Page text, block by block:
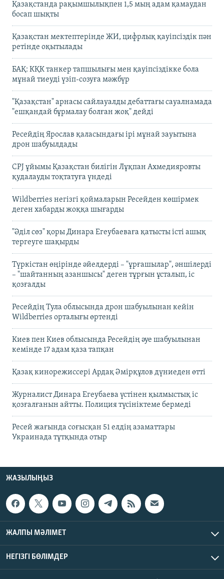
Қазақстанда рақымшылықпен 1,5 мың адам қамаудан
босап шықты
Қазақстан мектептерінде ЖИ, цифрлық қауіпсіздік пән
ретінде оқытылады
БАҚ: КҚК танкер тапшылығы мен қауіпсіздікке бола
мұнай тиеуді үзіп-созуға мәжбүр
"Қазақстан" арнасы сайлауалды дебаттағы сауалнамада
"ешқандай бұрмалау болған жоқ" дейді
Ресейдің Ярослав қаласындағы ірі мұнай зауытына
дрон шабуылдады
CPJ ұйымы Қазақстан билігін Лұқпан Ахмедияровты
қудалауды тоқтатуға үндеді
Wildberries негізгі қоймаларын Ресейден көшірмек
деген хабарды жоққа шығарды
"Әділ сөз" қоры Динара Егеубаеваға қатысты істі ашық
тергеуге шақырды
Түркістан өңірінде әйелдерді – "ұрғашылар", әншілерді
– "шайтанның азаншысы" деген тұрғын ұсталып, іс
қозғалды
Ресейдің Тула облысында дрон шабуылынан кейін
Wildberries орталығы өртенді
Киев пен Киев облысында Ресейдің әуе шабуылынан
кемінде 17 адам қаза тапқан
Қазақ кинорежиссері Ардақ Әмірқұлов дүниеден өтті
Журналист Динара Егеубаева үстінен қылмыстық іс
қозғалғанын айтты. Полиция түсініктеме бермеді
Ресей жағында соғысқан 51 елдің азаматтары
Украинада тұтқында отыр
ЖАЗЫЛЫҢЫЗ
ЖАЛПЫ МӘЛІМЕТ
НЕГІЗГІ БӨЛІМДЕР